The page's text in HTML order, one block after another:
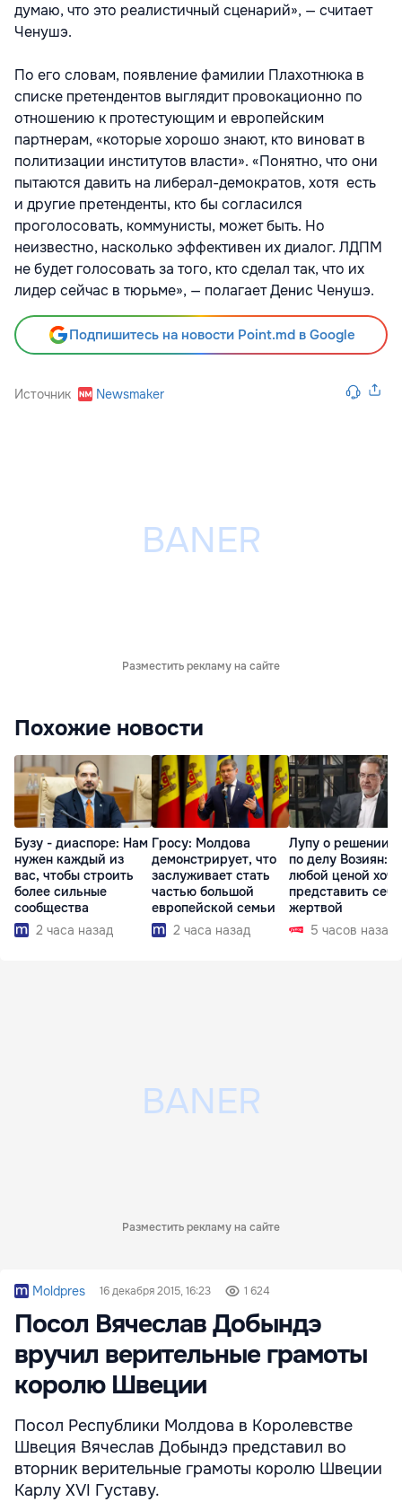
думаю, что это реалистичный сценарий», — считает
Ченушэ.
По его словам, появление фамилии Плахотнюка в
списке претендентов выглядит провокационно по
отношению к протестующим и европейским
партнерам, «которые хорошо знают, кто виноват в
политизации институтов власти». «Понятно, что они
пытаются давить на либерал-демократов, хотя есть
и другие претенденты, кто бы согласился
проголосовать, коммунисты, может быть. Но
неизвестно, насколько эффективен их диалог. ЛДПМ
не будет голосовать за того, кто сделал так, что их
лидер сейчас в тюрьме», — полагает Денис Ченушэ.
Подпишитесь на новости Point.md в Google
Источник Newsmaker
Разместить рекламу на сайте
Похожие новости
Бузу - диаспоре: Нам
нужен каждый из
вас, чтобы строить
более сильные
сообщества
2 часа назад
Гросу: Молдова
демонстрирует, что
заслуживает стать
частью большой
европейской семьи
2 часа назад
Лупу о решении
по делу Возиян:
любой ценой
представить себя
жертвой
5 часов назад
Разместить рекламу на сайте
Moldpres 16 декабря 2015, 16:23 1 624
Посол Вячеслав Добындэ
вручил верительные грамоты
королю Швеции
Посол Республики Молдова в Королевстве
Швеция Вячеслав Добындэ представил во
вторник верительные грамоты королю Швеции
Карлу XVI Густаву.